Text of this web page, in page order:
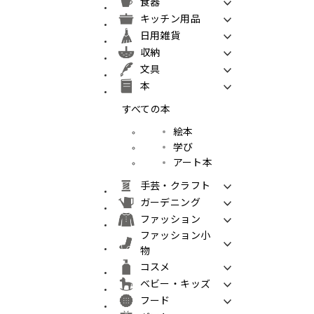
キッチン用品
日用雑貨
収納
文具
本
すべての本
絵本
学び
アート本
手芸・クラフト
ガーデニング
ファッション
ファッション小
物
コスメ
ベビー・キッズ
フード